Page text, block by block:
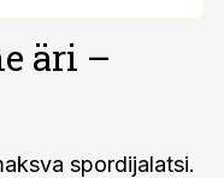
äri –
spordijalatsi.